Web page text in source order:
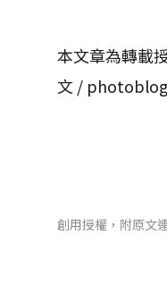
本文章為轉載
文 /
創用授權，附原文